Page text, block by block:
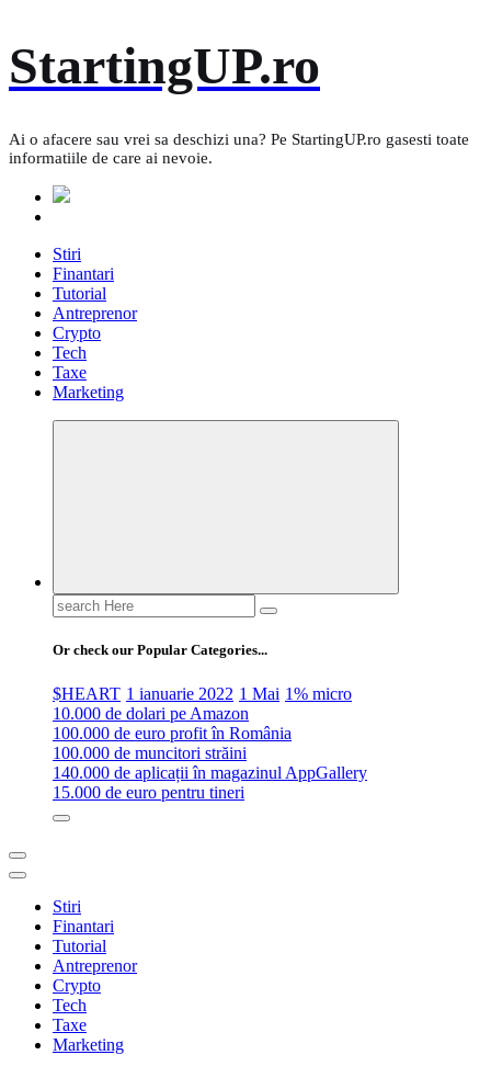
to
content
StartingUP.ro
Ai o afacere sau vrei sa deschizi una? Pe StartingUP.ro gasesti toate
informatiile de care ai nevoie.
Stiri
Finantari
Tutorial
Antreprenor
Crypto
Tech
Taxe
Marketing
Search
for:
Or check our Popular Categories...
$HEART 1 ianuarie 2022 1 Mai 1% micro
10.000 de dolari pe Amazon
100.000 de euro profit în România
100.000 de muncitori străini
140.000 de aplicații în magazinul AppGallery
15.000 de euro pentru tineri
Stiri
Finantari
Tutorial
Antreprenor
Crypto
Tech
Taxe
Marketing